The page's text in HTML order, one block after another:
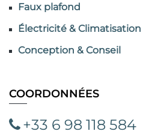
Faux plafond
Électricité & Climatisation
Conception & Conseil
COORDONNÉES
+33 6 98 118 584